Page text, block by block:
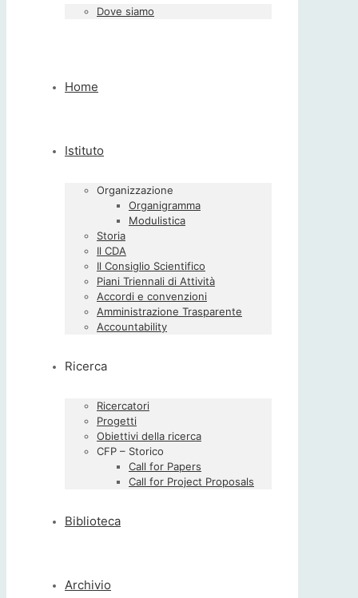
Dove siamo
Home
Istituto
Organizzazione
Organigramma
Modulistica
Storia
Il CDA
Il Consiglio Scientifico
Piani Triennali di Attività
Accordi e convenzioni
Amministrazione Trasparente
Accountability
Ricerca
Ricercatori
Progetti
Obiettivi della ricerca
CFP – Storico
Call for Papers
Call for Project Proposals
Biblioteca
Archivio